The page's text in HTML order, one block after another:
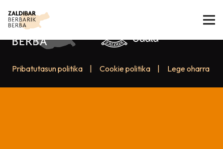
Pribatutasun politika Cookie politika Lege oharra